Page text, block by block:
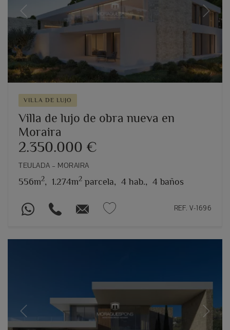
Previous Next
VILLA DE LUJO
Villa de lujo de obra nueva en
Moraira
2.350.000 €
TEULADA – MORAIRA
556m2, 1.274m2 parcela, 4 hab., 4 baños
REF. V-1696
Previous Next